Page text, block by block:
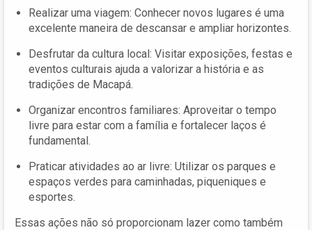
Realizar uma viagem: Conhecer novos lugares é uma
excelente maneira de descansar e ampliar horizontes.
Desfrutar da cultura local: Visitar exposições, festas e
eventos culturais ajuda a valorizar a história e as
tradições de Macapá.
Organizar encontros familiares: Aproveitar o tempo
livre para estar com a família e fortalecer laços é
fundamental.
Praticar atividades ao ar livre: Utilizar os parques e
espaços verdes para caminhadas, piqueniques e
esportes.
Essas ações não só proporcionam lazer como também